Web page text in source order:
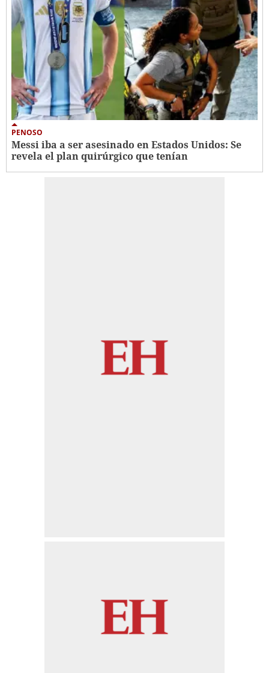
PENOSO
Messi iba a ser asesinado en Estados Unidos: Se
revela el plan quirúrgico que tenían